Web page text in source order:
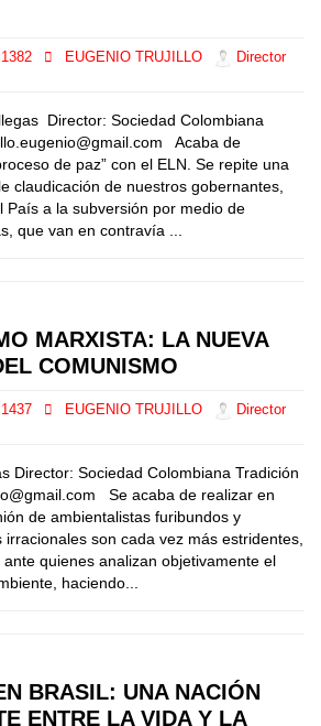
1382 EUGENIO TRUJILLO
Director
Director: Sociedad Colombiana
Acaba de
de paz” con el ELN. Se repite una
claudicación de nuestros gobernantes,
País a la subversión por medio de
que van en contravía ...
MARXISTA: LA NUEVA
COMUNISMO
1437 EUGENIO TRUJILLO
Director
Director: Sociedad Colombiana Tradición
Se acaba de realizar en
de ambientalistas furibundos y
son cada vez más estridentes,
quienes analizan objetivamente el
haciendo...
BRASIL: UNA NACIÓN
ENTRE LA VIDA Y LA